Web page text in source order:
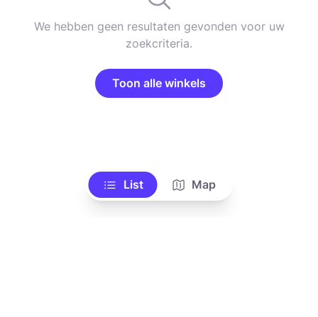
We hebben geen resultaten gevonden voor uw
zoekcriteria.
Toon alle winkels
List Map